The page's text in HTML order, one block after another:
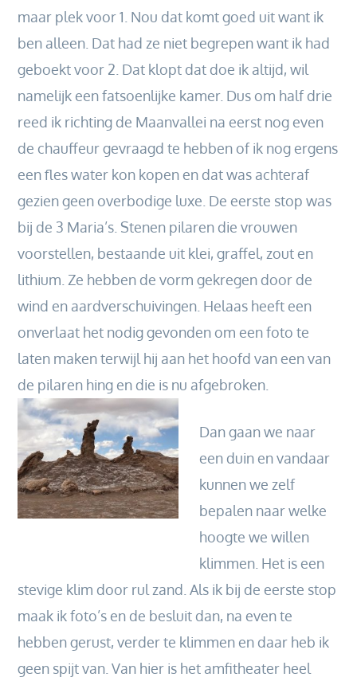
maar plek voor 1. Nou dat komt goed uit want ik
ben alleen. Dat had ze niet begrepen want ik had
geboekt voor 2. Dat klopt dat doe ik altijd, wil
namelijk een fatsoenlijke kamer. Dus om half drie
reed ik richting de Maanvallei na eerst nog even
de chauffeur gevraagd te hebben of ik nog ergens
een fles water kon kopen en dat was achteraf
gezien geen overbodige luxe. De eerste stop was
bij de 3 Maria’s. Stenen pilaren die vrouwen
voorstellen, bestaande uit klei, graffel, zout en
lithium. Ze hebben de vorm gekregen door de
wind en aardverschuivingen. Helaas heeft een
onverlaat het nodig gevonden om een foto te
laten maken terwijl hij aan het hoofd van een van
de pilaren hing en die is nu afgebroken.
Dan gaan we naar
een duin en vandaar
kunnen we zelf
bepalen naar welke
hoogte we willen
klimmen. Het is een
stevige klim door rul zand. Als ik bij de eerste stop
maak ik foto’s en de besluit dan, na even te
hebben gerust, verder te klimmen en daar heb ik
geen spijt van. Van hier is het amfitheater heel